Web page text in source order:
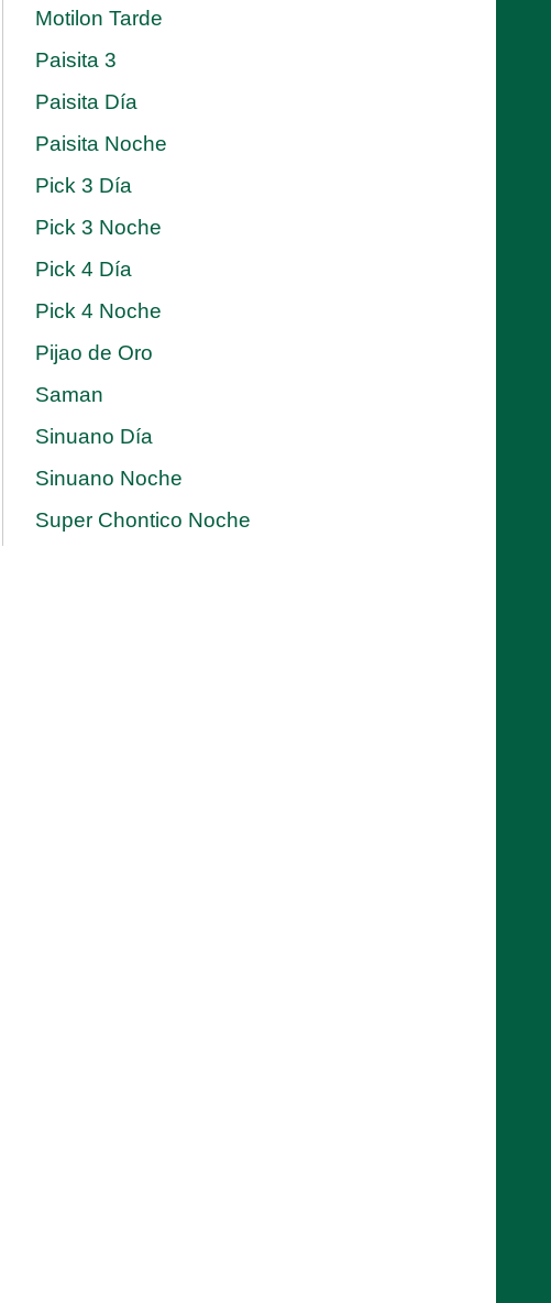
Motilon Tarde
Paisita 3
Paisita Día
Paisita Noche
Pick 3 Día
Pick 3 Noche
Pick 4 Día
Pick 4 Noche
Pijao de Oro
Saman
Sinuano Día
Sinuano Noche
Super Chontico Noche